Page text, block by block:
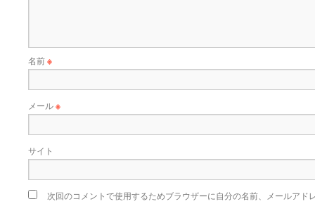
名前※
メール※
サイト
次回のコメントで使用するためブラウザーに自分の名前、メールアド